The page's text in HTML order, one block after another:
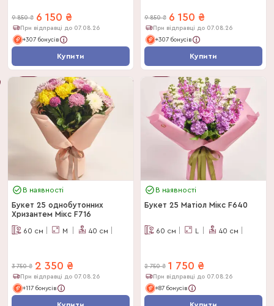
9 850 ₴ 6 150 ₴
При відправці до 07.08.26
+307 бонусів
Купити
9 850 ₴ 6 150 ₴
При відправці до 07.08.26
+307 бонусів
Купити
В наявності
Букет 25 однобутонних
Хризантем Мікс F716
60 см M 40 см
3 750 ₴ 2 350 ₴
При відправці до 07.08.26
+117 бонусів
В наявності
Букет 25 Матіол Мікс F640
60 см L 40 см
2 750 ₴ 1 750 ₴
При відправці до 07.08.26
+87 бонусів